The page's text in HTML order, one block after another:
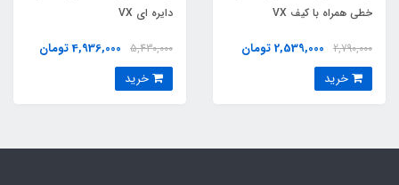
خطي همراه با کیف VX
2,790,000 2,539,000 تومان
دايره اي VX
5,430,000 4,936,000 تومان